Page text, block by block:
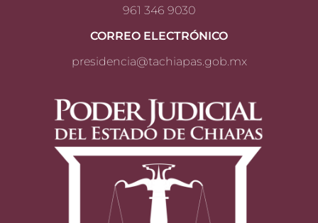
961 346 9030
CORREO ELECTRÓNICO
presidencia@tachiapas.gob.mx